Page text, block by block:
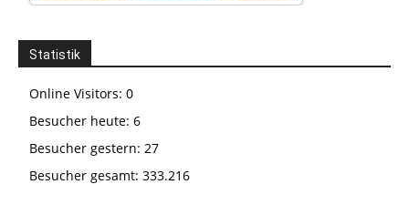
Statistik
Online Visitors: 0
Besucher heute: 6
Besucher gestern: 27
Besucher gesamt: 333.216